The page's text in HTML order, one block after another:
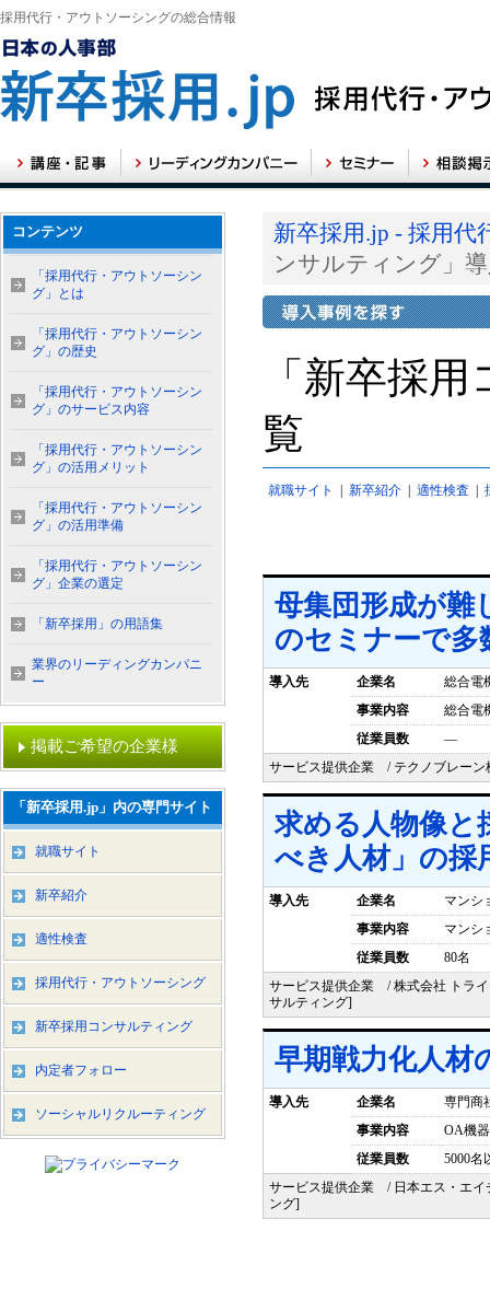
採用代行・アウトソーシングの総合情報
新卒採用.jp - 採用
ンサルティング」
「新卒採
覧
就職サイト 新卒紹介 適性検査
母集団形成が難
のセミナーで多
導入先 企業名
総合電
事業内容
総合電
従業員数
―
サービス提供企業 / テクノブレー
求める人物像と
べき人材」の採
導入先 企業名
マンシ
事業内容
マンシ
従業員数
80名
サービス提供企業 / 株式会社 トラ
サルティング]
早期戦力化人材
導入先 企業名
専門商
事業内容
OA機
従業員数
5000名
サービス提供企業 / 日本エス・エ
ング]
コンテンツ
「採用代行・アウトソーシン
グ」とは
「採用代行・アウトソーシン
グ」の歴史
「採用代行・アウトソーシン
グ」のサービス内容
「採用代行・アウトソーシン
グ」の活用メリット
「採用代行・アウトソーシン
グ」の活用準備
「採用代行・アウトソーシン
グ」企業の選定
「新卒採用」の用語集
業界のリーディングカンパニ
ー
掲載ご希望の企業様
「新卒採用.jp」内の専門サイト
就職サイト
新卒紹介
適性検査
採用代行・アウトソーシング
新卒採用コンサルティング
内定者フォロー
ソーシャルリクルーティング